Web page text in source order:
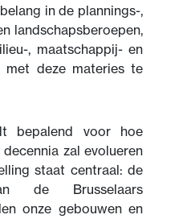
in de plannings-,
landschapsberoepen,
, maatschappij- en
met deze materies te
bepalend voor hoe
zal evolueren
staat centraal: de
de Brusselaars
onze gebouwen en